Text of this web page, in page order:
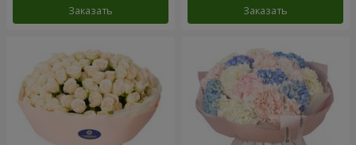
Заказать Заказать